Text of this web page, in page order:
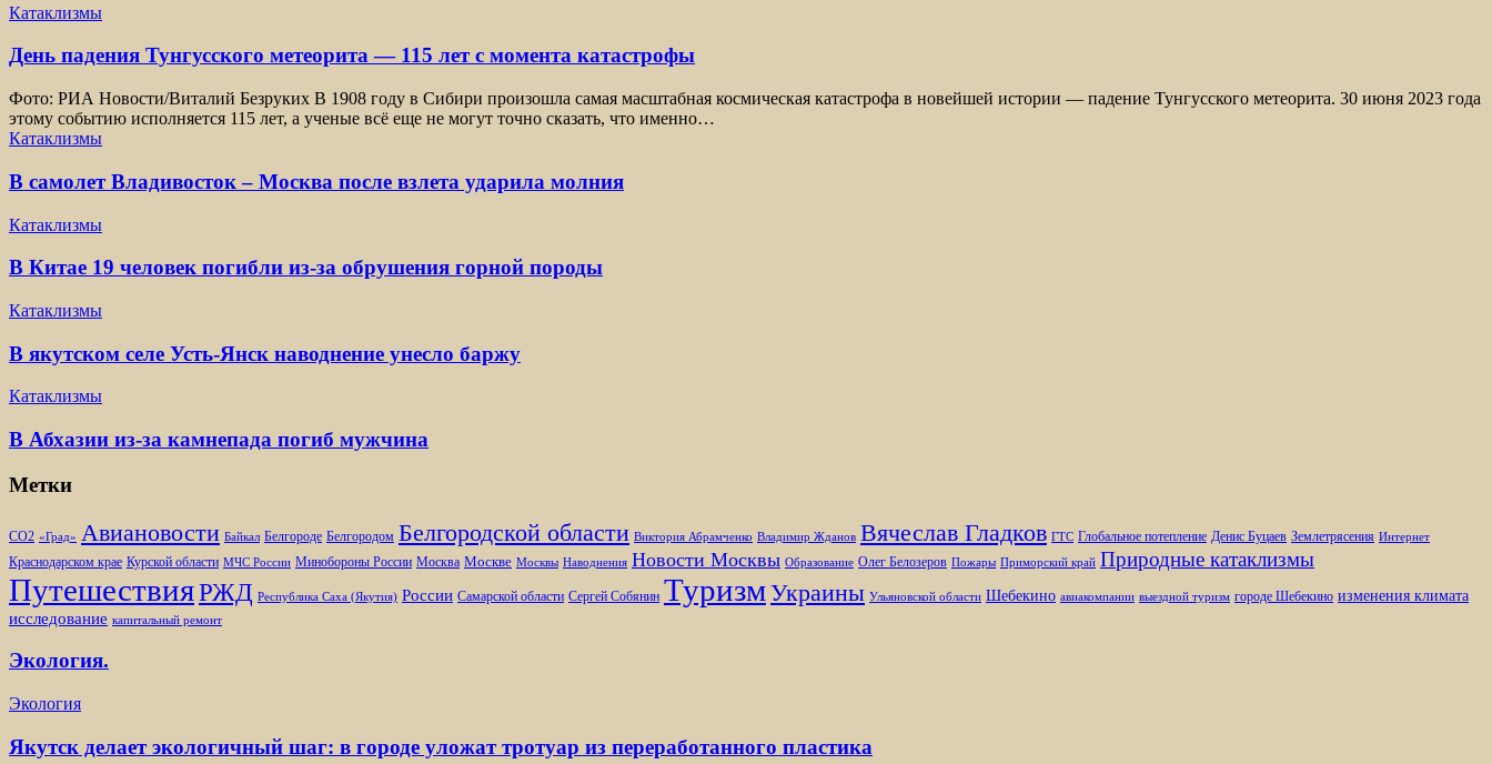
Катаклизмы
День падения Тунгусского метеорита — 115 лет с момента катастрофы
Фото: РИА Новости/Виталий Безруких В 1908 году в Сибири произошла самая масштабная космическая катастрофа в новейшей истории — падение Тунгусского метеорита. 30 июня 2023 года
этому событию исполняется 115 лет, а ученые всё еще не могут точно сказать, что именно…
Катаклизмы
В самолет Владивосток – Москва после взлета ударила молния
Катаклизмы
В Китае 19 человек погибли из-за обрушения горной породы
Катаклизмы
В якутском селе Усть-Янск наводнение унесло баржу
Катаклизмы
В Абхазии из-за камнепада погиб мужчина
Метки
CO2 «Град» Авиановости Байкал Белгороде Белгородом Белгородской области Виктория Абрамченко Владимир Жданов Вячеслав Гладков ГТС Глобальное потепление Денис Буцаев Землетрясения Интернет
Краснодарском крае Курской области МЧС России Минобороны России Москва Москве Москвы Наводнения Новости Москвы Образование Олег Белозеров Пожары Приморский край Природные катаклизмы
ПутешествияРЖД Республика Саха (Якутия) России Самарской области Сергей Собянин ТуризмУкраины Ульяновской области Шебекино авиакомпании выездной туризм городе Шебекино изменения климата
исследование капитальный ремонт
Экология.
Экология
Якутск делает экологичный шаг: в городе уложат тротуар из переработанного пластика